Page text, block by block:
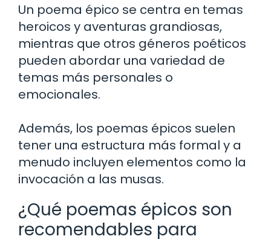
Un poema épico se centra en temas
heroicos y aventuras grandiosas,
mientras que otros géneros poéticos
pueden abordar una variedad de
temas más personales o
emocionales.
Además, los poemas épicos suelen
tener una estructura más formal y a
menudo incluyen elementos como la
invocación a las musas.
¿Qué poemas épicos son
recomendables para